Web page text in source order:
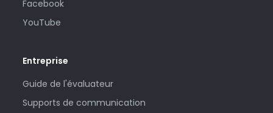
Facebook
YouTube
Entreprise
Guide de l'évaluateur
Supports de communication